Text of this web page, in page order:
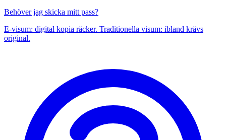
Behöver jag skicka mitt pass?
E-visum: digital kopia räcker. Traditionella visum: ibland krävs
original.